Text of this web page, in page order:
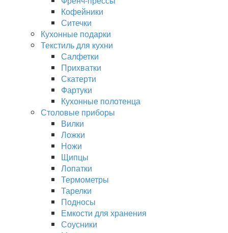
Кофейники
Ситечки
Кухонные подарки
Текстиль для кухни
Салфетки
Прихватки
Скатерти
Фартуки
Кухонные полотенца
Столовые приборы
Вилки
Ложки
Ножи
Щипцы
Лопатки
Термометры
Тарелки
Подносы
Емкости для хранения
Соусники